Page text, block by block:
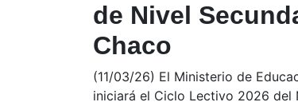
de Nivel
Chaco
(11/03/26) El Ministerio de
iniciará el Ciclo Lectivo 2026 del